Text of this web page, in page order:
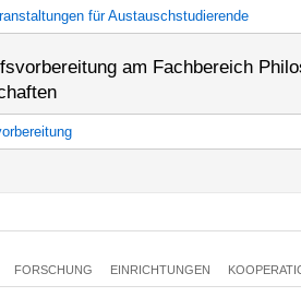
für Austauschstudierende
am Fachbereich
FORSCHUNG EINRICHTUNGEN